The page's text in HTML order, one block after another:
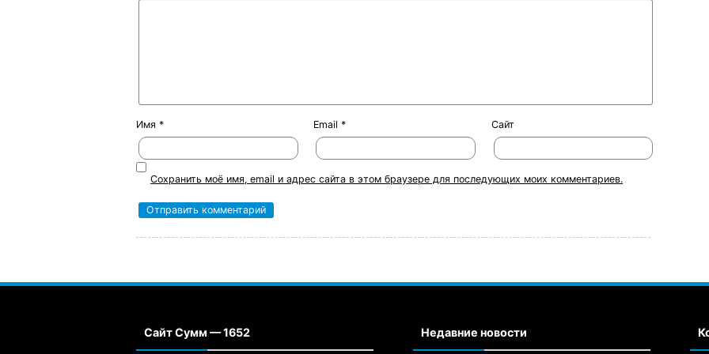
Имя * Email* Сайт
Сохранить моё имя, email и адрес сайта в этом браузере для последующих моих комментариев.
Сайт Сумм — 1652 Недавние новости